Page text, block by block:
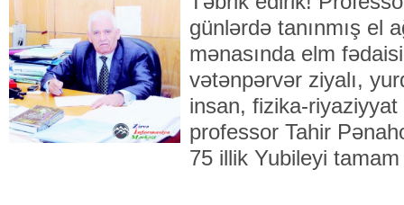
günlərdə tanınmış el
mənasında elm
vətənpərvər ziyalı,
insan, fizika-
professor Tahir
75 illik Yubileyi